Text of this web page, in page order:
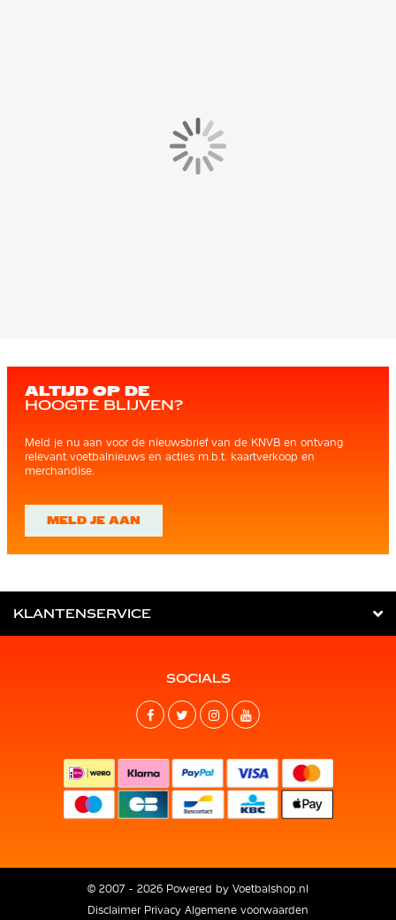
ALTIJD OP DE
HOOGTE BLIJVEN?
Meld je nu aan voor de nieuwsbrief van de KNVB en ontvang
relevant voetbalnieuws en acties m.b.t. kaartverkoop en
merchandise.
MELD JE AAN
KLANTENSERVICE
SOCIALS
© 2007 - 2026 Powered by Voetbalshop.nl
Disclaimer Privacy Algemene voorwaarden